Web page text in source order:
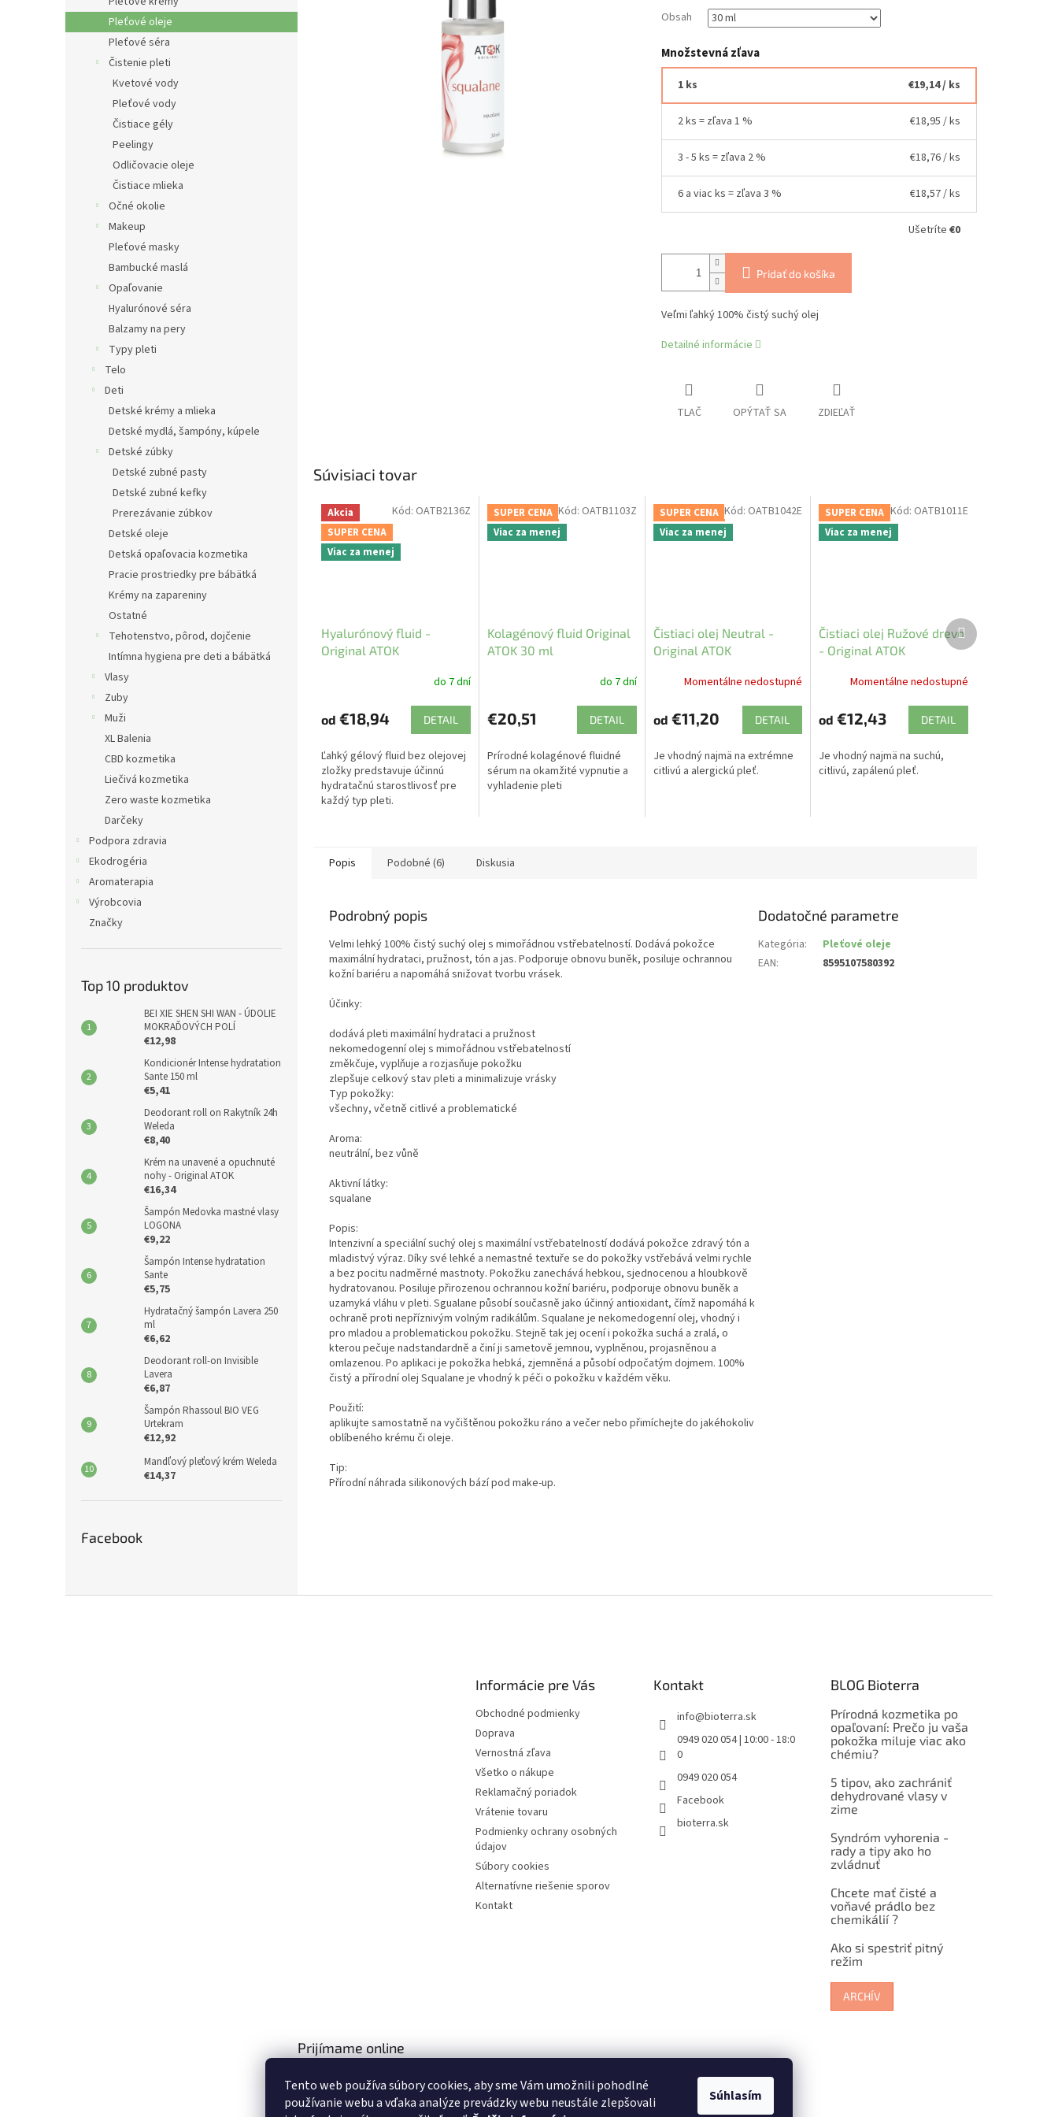
Tento web používa súbory cookies, aby sme Vám umožnili pohodlné
používanie webu a vďaka analýze prevádzky webu neustále zlepšovali
Súhlasím
Pleťové oleje
Pleťové séra
Čistenie pleti
Kvetové vody
Pleťové vody
Čistiace gély
Peelingy
Odličovacie oleje
Čistiace mlieka
Očné okolie
Makeup
Pleťové masky
Bambucké maslá
Opaľovanie
Hyalurónové séra
Balzamy na pery
Typy pleti
Telo
Deti
Detské krémy a mlieka
Detské mydlá, šampóny, kúpele
Detské zúbky
Detské zubné pasty
Detské zubné kefky
Prerezávanie zúbkov
Detské oleje
Detská opaľovacia kozmetika
Pracie prostriedky pre bábätká
Krémy na zapareniny
Ostatné
Tehotenstvo, pôrod, dojčenie
Intímna hygiena pre deti a bábätká
Vlasy
Zuby
Muži
XL Balenia
CBD kozmetika
Liečivá kozmetika
Zero waste kozmetika
Darčeky
Podpora zdravia
Ekodrogéria
Aromaterapia
Výrobcovia
Značky
Top 10 produktov
BEI XIE SHEN SHI WAN - ÚDOLIE
MOKRAĎOVÝCH POLÍ
€12,98
Kondicionér Intense hydratation
Sante 150 ml
€5,41
Deodorant roll on Rakytník 24h
Weleda
€8,40
Krém na unavené a opuchnuté
nohy - Original ATOK
€16,34
Šampón Medovka mastné vlasy
LOGONA
€9,22
Šampón Intense hydratation
Sante
€5,75
Hydratačný šampón Lavera 250
ml
€6,62
Deodorant roll-on Invisible
Lavera
€6,87
Šampón Rhassoul BIO VEG
Urtekram
€12,92
Mandľový pleťový krém Weleda
€14,37
Facebook
Obsah
Množstevná zľava
1 ks €19,14/ ks
2 ks = zľava 1 % €18,95 / ks
3 - 5 ks = zľava 2 % €18,76/ ks
6 a viac ks = zľava 3 % €18,57/ ks
Ušetríte €0
Pridať do košíka
Veľmi ľahký 100% čistý suchý olej
Detailné informácie
TLAČ OPÝTAŤ SA ZDIEĽAŤ
Súvisiaci tovar
Akcia
SUPER CENA
Viac za menej
Hyalurónový fluid -
Original ATOK
do 7 dní
od €18,94 DETAIL
Ľahký gélový fluid bez olejovej
zložky predstavuje účinnú
hydratačnú starostlivosť pre
každý typ pleti.
Kód: OATB2136Z
SUPER CENA
Viac za menej
Kolagénový fluid Original
ATOK 30 ml
do 7 dní
€20,51 DETAIL
Prírodné kolagénové fluidné
sérum na okamžité vypnutie a
vyhladenie pleti
Kód: OATB1103Z
SUPER CENA
Viac za menej
Čistiaci olej Neutral -
Original ATOK
Momentálne nedostupné
od €11,20 DETAIL
Je vhodný najmä na extrémne
citlivú a alergickú pleť.
Kód: OATB1042E
SUPER CENA
Viac za menej
Čistiaci olej Ružové drevo
- Original ATOK
Momentálne nedostupné
od €12,43 DETAIL
Je vhodný najmä na suchú,
citlivú, zapálenú pleť.
Kód: OATB1011E
Ďalší
produkt
Popis Podobné (6) Diskusia
Podrobný popis
Velmi lehký 100% čistý suchý olej s mimořádnou vstřebatelností. Dodává pokožce
maximální hydrataci, pružnost, tón a jas. Podporuje obnovu buněk, posiluje ochrannou
kožní bariéru a napomáhá snižovat tvorbu vrásek.
Účinky:
dodává pleti maximální hydrataci a pružnost
nekomedogenní olej s mimořádnou vstřebatelností
změkčuje, vyplňuje a rozjasňuje pokožku
zlepšuje celkový stav pleti a minimalizuje vrásky
Typ pokožky:
všechny, včetně citlivé a problematické
Aroma:
neutrální, bez vůně
Aktivní látky:
squalane
Popis:
Intenzivní a speciální suchý olej s maximální vstřebatelností dodává pokožce zdravý tón a
mladistvý výraz. Díky své lehké a nemastné textuře se do pokožky vstřebává velmi rychle
a bez pocitu nadměrné mastnoty. Pokožku zanechává hebkou, sjednocenou a hloubkově
hydratovanou. Posiluje přirozenou ochrannou kožní bariéru, podporuje obnovu buněk a
uzamyká vláhu v pleti. Sgualane působí současně jako účinný antioxidant, čímž napomáhá k
ochraně proti nepříznivým volným radikálům. Squalane je nekomedogenní olej, vhodný i
pro mladou a problematickou pokožku. Stejně tak jej ocení i pokožka suchá a zralá, o
kterou pečuje nadstandardně a činí ji sametově jemnou, vyplněnou, projasněnou a
omlazenou. Po aplikaci je pokožka hebká, zjemněná a působí odpočatým dojmem. 100%
čistý a přírodní olej Squalane je vhodný k péči o pokožku v každém věku.
Použití:
aplikujte samostatně na vyčištěnou pokožku ráno a večer nebo přimíchejte do jakéhokoliv
oblíbeného krému či oleje.
Tip:
Přírodní náhrada silikonových bází pod make-up.
Dodatočné parametre
Kategória:
Pleťové oleje
EAN: 8595107580392
Informácie pre Vás
Obchodné podmienky
Doprava
Vernostná zľava
Všetko o nákupe
Reklamačný poriadok
Vrátenie tovaru
Podmienky ochrany osobných
údajov
Súbory cookies
Alternatívne riešenie sporov
Kontakt
Kontakt
info@bioterra.sk
0949 020 054 | 10:00 - 18:0
0
0949 020 054
Facebook
bioterra.sk
BLOG Bioterra
Prírodná kozmetika po
opaľovaní: Prečo ju vaša
pokožka miluje viac ako
chémiu?
5 tipov, ako zachrániť
dehydrované vlasy v
zime
Syndróm vyhorenia -
rady a tipy ako ho
zvládnuť
Chcete mať čisté a
voňavé prádlo bez
chemikálií ?
Ako si spestriť pitný
režim
ARCHÍV
Prijímame online
platby